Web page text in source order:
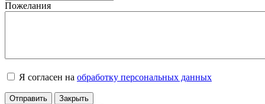
Пожелания
Я согласен на обработку персональных данных
Отправить Закрыть